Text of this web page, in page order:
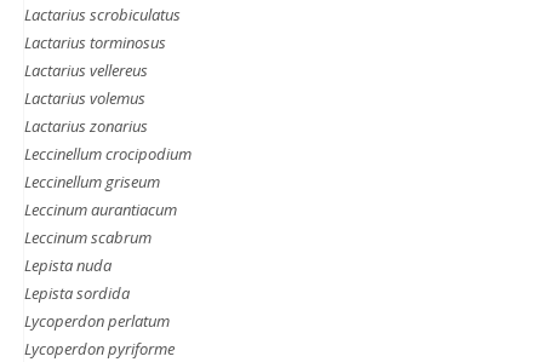
Lactarius scrobiculatus
Lactarius torminosus
Lactarius vellereus
Lactarius volemus
Lactarius zonarius
Leccinellum crocipodium
Leccinellum griseum
Leccinum aurantiacum
Leccinum scabrum
Lepista nuda
Lepista sordida
Lycoperdon perlatum
Lycoperdon pyriforme